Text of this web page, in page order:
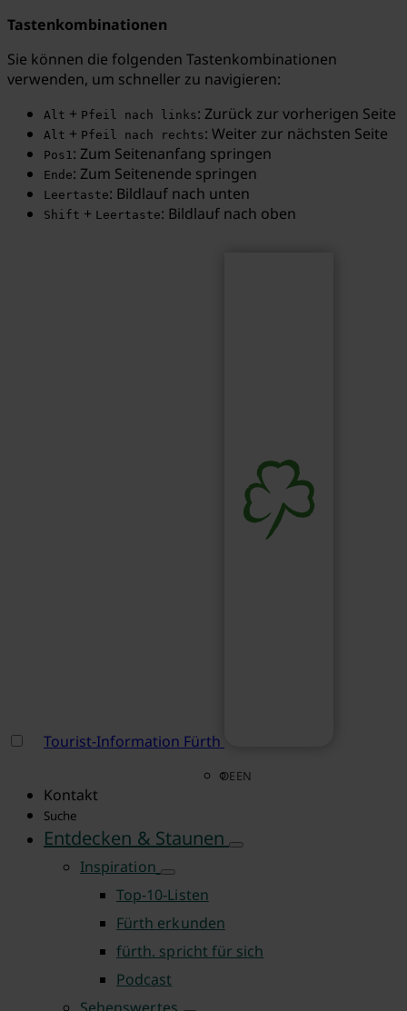
Tastenkombinationen
Sie können die folgenden Tastenkombinationen
verwenden, um schneller zu navigieren:
Alt + Pfeil nach links: Zurück zur vorherigen Seite
Alt + Pfeil nach rechts: Weiter zur nächsten Seite
Pos1: Zum Seitenanfang springen
Ende: Zum Seitenende springen
Leertaste: Bildlauf nach unten
Shift + Leertaste: Bildlauf nach oben
Tourist-Information Fürth
DEEN
Kontakt
Suche
Entdecken & Staunen
Inspiration
Top-10-Listen
Fürth erkunden
fürth. spricht für sich
Podcast
Suchbegriff...